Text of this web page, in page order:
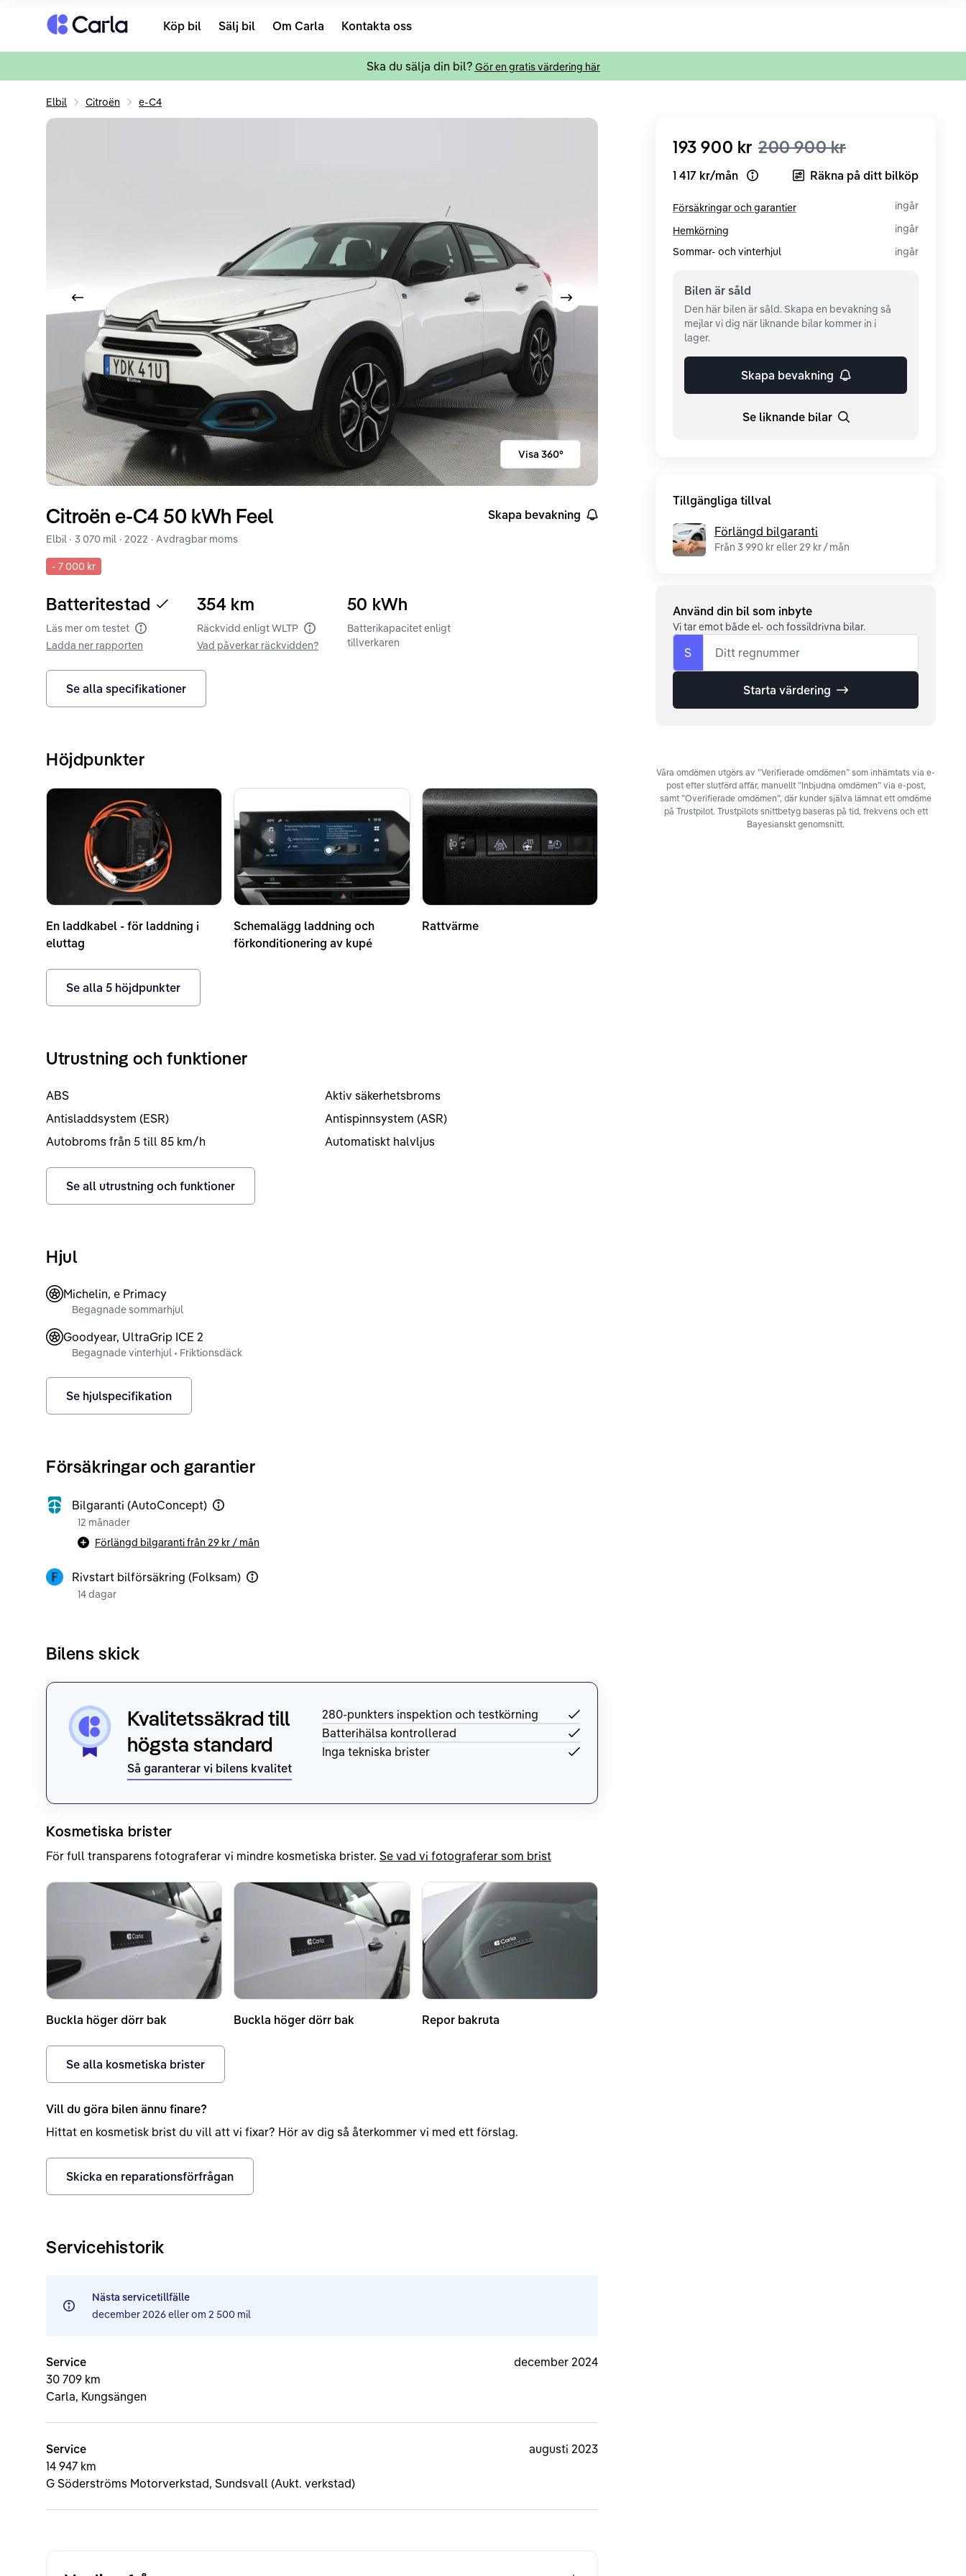
Tillbaka till startsidan Köp bil Sälj bil Om Carla Kontakta oss
Ska du sälja din bil? Gör en gratis värdering här
Elbil Citroën e-C4
Visa föregående bild Visa nästa bild
Visa 360°
Citroën e-C450 kWh Feel Skapa bevakning
Elbil · 3 070 mil · 2022 · Avdragbar moms
- 7 000 kr
Batteritestad
Läs mer om testet Batteritest
Ladda ner rapporten
354 km
Räckvidd enligt WLTP Räckvidd enligt WLTP
Vad påverkar räckvidden?
50 kWh
Batterikapacitet enligt
tillverkaren
Se alla specifikationer
Höjdpunkter
En laddkabel - för laddning i
eluttag
Schemalägg laddning och
förkonditionering av kupé
Rattvärme
Se alla 5 höjdpunkter
Utrustning och funktioner
ABS
Aktiv säkerhetsbroms
Antisladdsystem (ESR)
Antispinnsystem (ASR)
Autobroms från 5 till 85 km/h
Automatiskt halvljus
Se all utrustning och funktioner
Hjul
Michelin, e Primacy
Begagnade sommarhjul
Goodyear, UltraGrip ICE 2
Begagnade vinterhjul • Friktionsdäck
Se hjulspecifikation
Försäkringar och garantier
Bilgaranti (AutoConcept)
12 månader
Förlängd bilgaranti från 29 kr / mån
Rivstart bilförsäkring (Folksam)
14 dagar
Bilens skick
Kvalitetssäkrad till
högsta standard
Så garanterar vi bilens kvalitet
280-punkters inspektion och testkörning
Batterihälsa kontrollerad
Inga tekniska brister
Kosmetiska brister
För full transparens fotograferar vi mindre kosmetiska brister. Se vad vi fotograferar som brist
Buckla höger dörr bak Buckla höger dörr bak Repor bakruta
Se alla kosmetiska brister
Vill du göra bilen ännu finare?
Hittat en kosmetisk brist du vill att vi fixar? Hör av dig så återkommer vi med ett förslag.
Skicka en reparationsförfrågan
Servicehistorik
Nästa servicetillfälle
december 2026eller om 2 500 mil
Service
30 709 km
Carla, Kungsängen
december 2024
Service
14 947 km
G Söderströms Motorverkstad, Sundsvall (Aukt. verkstad)
augusti 2023
193 900 kr 200 900 kr
1 417 kr/mån Open loan exampleRäkna på ditt bilköp
Försäkringar och garantier
ingår
Hemkörning
ingår
Sommar- och vinterhjul
ingår
Bilen är såld
Den här bilen är såld. Skapa en bevakning så
mejlar vi dig när liknande bilar kommer in i
lager.
Skapa bevakning
Se liknande bilar
Tillgängliga tillval
Förlängd bilgaranti
Från 3 990 kr eller 29 kr / mån
Använd din bil som inbyte
Vi tar emot både el- och fossildrivna bilar.
S Ditt regnummer
Starta värdering
Våra omdömen utgörs av ”Verifierade omdömen” som inhämtats via e-
post efter slutförd affär, manuellt ”Inbjudna omdömen” via e-post,
samt ”Overifierade omdömen”, där kunder själva lämnat ett omdöme
på Trustpilot. Trustpilots snittbetyg baseras på tid, frekvens och ett
Bayesianskt genomsnitt.